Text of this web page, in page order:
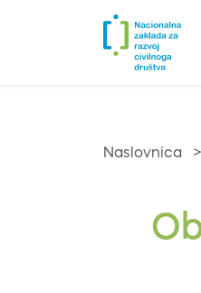
Naslovnica >